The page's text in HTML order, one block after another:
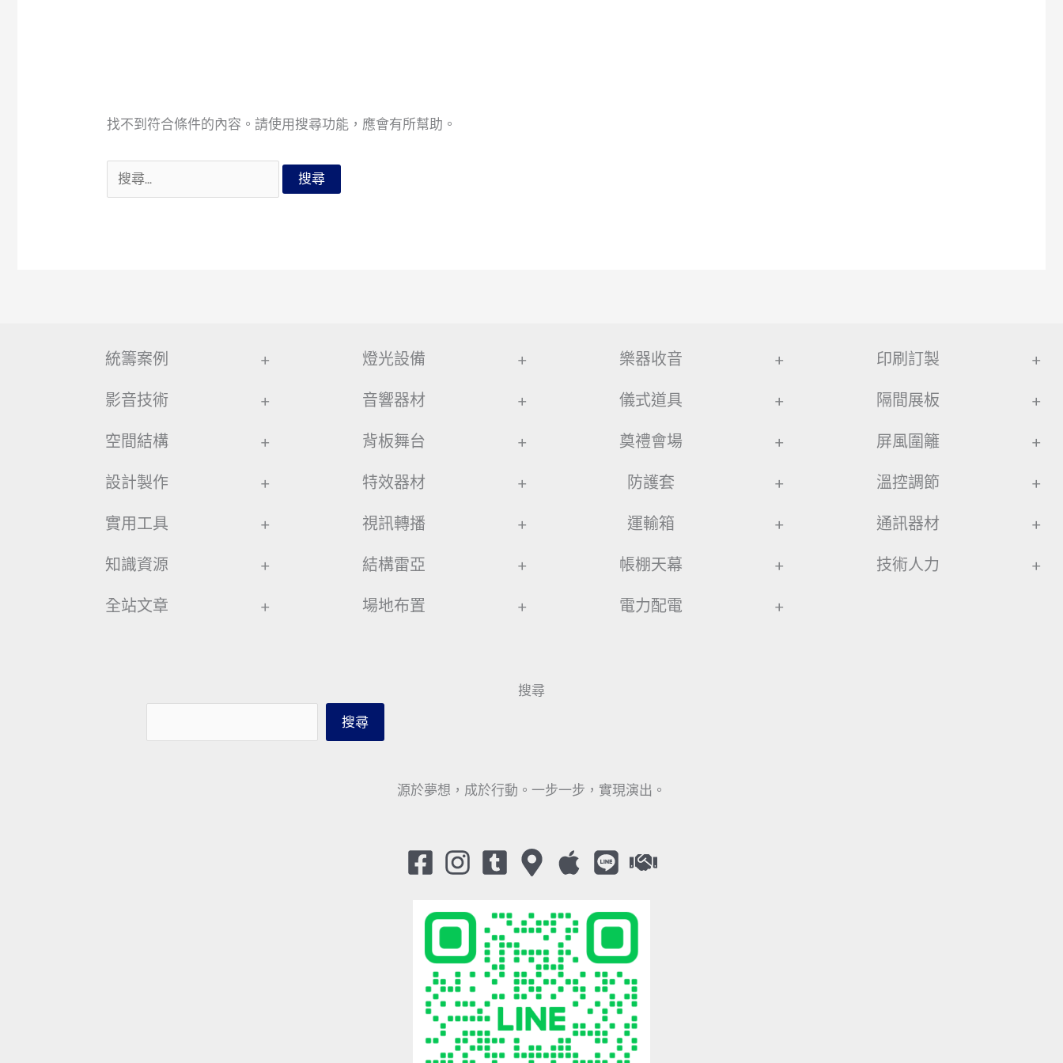
找不到符合條件的內容。請使用搜尋功能，應會有所幫助。
搜
尋
統籌案例 +
影音技術 +
空間結構 +
設計製作 +
實用工具 +
知識資源 +
全站文章 +
燈光設備 +
音響器材 +
背板舞台 +
特效器材 +
視訊轉播 +
結構雷亞 +
場地布置 +
樂器收音 +
儀式道具 +
奠禮會場 +
防護套 +
運輸箱 +
帳棚天幕 +
電力配電 +
印刷訂製 +
隔間展板 +
屏風圍籬 +
溫控調節 +
通訊器材 +
技術人力 +
搜尋
搜尋
源於夢想，成於行動。一步一步，實現演出。